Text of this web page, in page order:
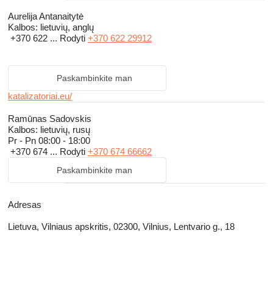
Aurelija Antanaitytė
Kalbos: lietuvių, anglų
+370 622 ... Rodyti +370 622 29912
Paskambinkite man
katalizatoriai.eu/
Ramūnas Sadovskis
Kalbos: lietuvių, rusų
Pr - Pn 08:00 - 18:00
+370 674 ... Rodyti +370 674 66662
Paskambinkite man
Adresas
Lietuva, Vilniaus apskritis, 02300, Vilnius, Lentvario g., 18